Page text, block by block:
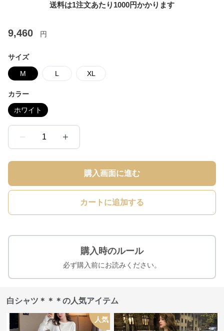
送料は1注文あたり 1000円かかります
9,460 円
サイズ
M L XL
カラー
ホワイト
1
購入画面に進む
カートに追加する
購入時のルール
必ず購入前にお読みください。
白シャツ＊＊＊の人気アイテム
人気